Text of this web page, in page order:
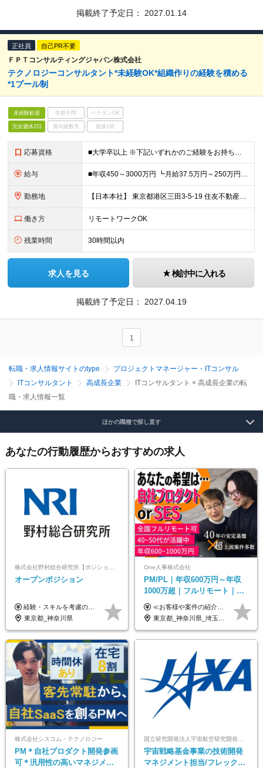
掲載終了予定日： 2027.01.14
正社員 自己PR不要
ＦＰＴコンサルティングジャパン株式会社
テクノロジーコンサルタント*未経験OK*組織作りの経験を積める
*1プール制
未経験歓迎 学歴不問 ベテランOK
完全週休2日 賞与複数月 面接1回
応募資格 ■大学卒以上 ※下記いずれかのご経験をお持ちの方(2年程度) ■インフラエンジニアとしての実務経験 ┗オンプレでのネットワーク、サーバ、メインフレーム ■クラウド構築経験（AWS、GCPなど） ■アプ
給与 ■年収450～3000万円 ┗月給37.5万円～250万円 ※希望・ご経験・スキルに応じて決定します ※試用期間6ヶ月/雇用形態・給与・待遇に差異はありません ※上記給与に月40時間分の固定残業代(1
勤務地 【日本本社】 東京都港区三田3-5-19 住友不動産東京三田ガーデンタワー33階 またはFPTジャパングループ各支店又は顧客先 ※転勤はありません
働き方 リモートワークOK
残業時間 30時間以内
求人を見る 検討中に入れる
掲載終了予定日： 2027.04.19
1
転職・求人情報サイトのtype
プロジェクトマネージャー・ITコンサル
ITコンサルタント
高成長企業
ITコンサルタント × 高成長企業の転
職・求人情報一覧
ほかの職種で探し直す
あなたの行動履歴からおすすめの求人
株式会社野村総合研究所【ポジションマッチ登録】
オープンポジション
経験・スキルを考慮の上、決定します。
東京都_神奈川県
One人事株式会社
PM/PL｜年収600万円～年収
1000万超｜フルリモート｜
SIerへの変革期をリード＆自
社サービス
≪お客様や案件の紹介によりインセンティブを支給！≫ 月給40万円以上＋賞与年2回＋インセンティブ ◎経験やスキルを考慮の上、優遇します ◎上記月給は固定残業代月45時間分(月額9万1040円以上)を含みます。超過した場合は全額追加支給します ◎試用期間3カ月あり(給与や福利厚生等は同じです) ＜年収例＞ 36歳／PL（元SE）／580万円 / 官公庁向けWebシステム開発 ※メンバーから2年でPLへ昇格 41歳／SL／616万円 / メーカー向けWebサイト開発 46歳／PL／742万円 / 金融情報連携システム開発 52歳 / PM / 952万円 / 信販システムの再構築 55歳 / PM / 910万円 / 製造業向け基盤構築開発
東京都_神奈川県_埼玉県_千葉県_大阪府_愛知県_北海道_青森県_岩手県_宮城県_秋田県_山形県_福島県_茨城県_栃木県_群馬県_新潟県_山梨県_長野県_富山県_石川県_福井県_静岡県_岐阜県_三重県_兵庫県_京都府_滋賀県_奈良県_和歌山県_広島県_岡山県_鳥取県_島根県_山口県_徳島県_香川県_愛媛県_高知県_福岡県_熊本県_佐賀県_長崎県_大分県_宮崎県_鹿児島県_沖縄県
株式会社シスコム・テクノロジー
PM＊自社プロダクト開発参画
可＊汎用性の高いマネジメン
宇宙戦略基金事業の技術開発
マネジメント担当/フレックス